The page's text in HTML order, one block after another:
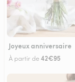
Joyeux anniversaire
À partir de42€95